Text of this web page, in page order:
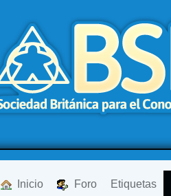
Inicio Foro Etiquetas